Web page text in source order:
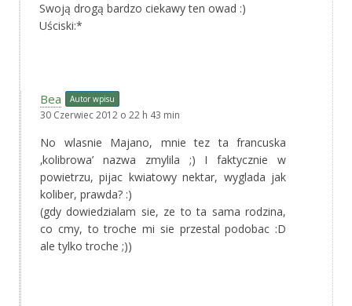
Swoją drogą bardzo ciekawy ten owad :)
Uściski:*
Bea Autor wpisu
30 Czerwiec 2012 o 22 h 43 min
No wlasnie Majano, mnie tez ta francuska
‚kolibrowa’ nazwa zmylila ;) I faktycznie w
powietrzu, pijac kwiatowy nektar, wyglada jak
koliber, prawda? :)
(gdy dowiedzialam sie, ze to ta sama rodzina,
co cmy, to troche mi sie przestal podobac :D
ale tylko troche ;))